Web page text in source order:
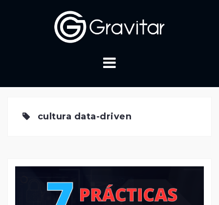
cultura data-driven